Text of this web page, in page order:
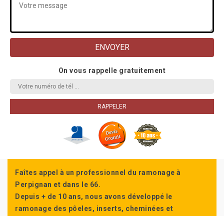
On vous rappelle gratuitement
Faîtes appel à un professionnel du ramonage à
Perpignan et dans le 66.
Depuis + de 10 ans, nous avons développé le
ramonage des pôeles, inserts, cheminées et